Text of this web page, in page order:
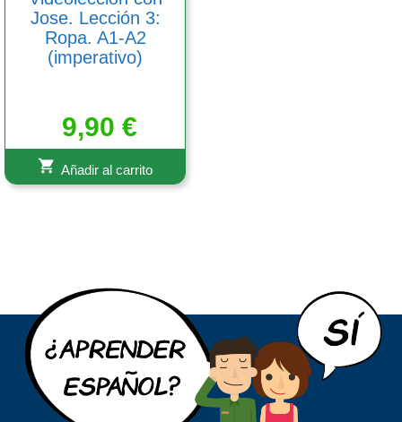
Jose. Lección 3:
Ropa. A1-A2
(imperativo)
9,90€
Añadir al carrito